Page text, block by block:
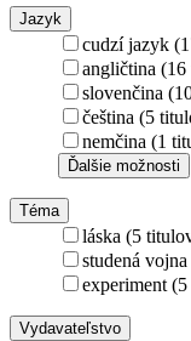
Jazyk
cudzí jazyk
angličtina
slovenčina
čeština (5
nemčina (1
Ďalšie možnosti
Téma
láska (5
studená
experiment
Vydavateľstvo